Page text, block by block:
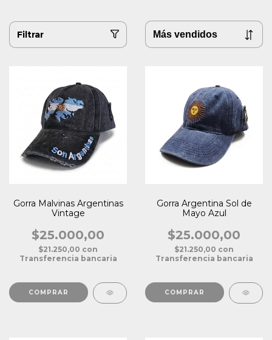
Filtrar
Gorra Malvinas Argentinas
Vintage
$25.000,00
$21.250,00 con
Transferencia bancaria
Gorra Argentina Sol de
Mayo Azul
$25.000,00
$21.250,00 con
Transferencia bancaria